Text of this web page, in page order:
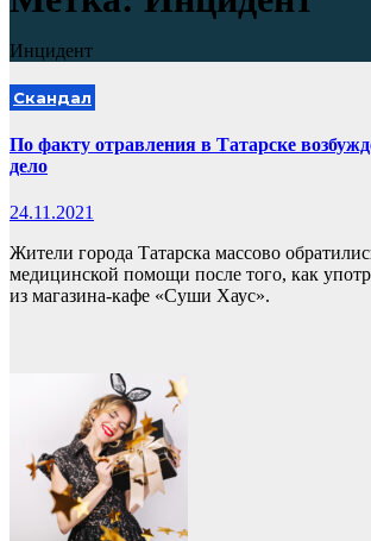
Инцидент
Скандал
По факту отравления в Татарске
дело
24.11.2021
Жители города Татарска массово
медицинской помощи после того, как
из магазина-кафе «Суши Хаус».